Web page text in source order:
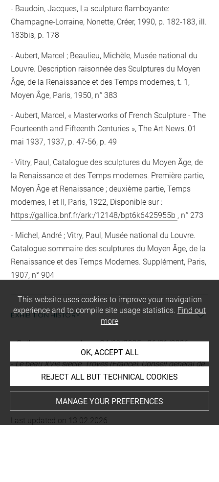
Baudoin, Jacques, La sculpture flamboyante:
Champagne-Lorraine, Nonette, Créer, 1990, p. 182-183, ill.
183bis, p. 178
Aubert, Marcel ; Beaulieu, Michèle, Musée national du
Louvre. Description raisonnée des Sculptures du Moyen
Âge, de la Renaissance et des Temps modernes, t. 1,
Moyen Âge, Paris, 1950, n° 383
Aubert, Marcel, « Masterworks of French Sculpture - The
Fourteenth and Fifteenth Centuries », The Art News, 01
mai 1937, 1937, p. 47-56, p. 49
Vitry, Paul, Catalogue des sculptures du Moyen Âge, de
la Renaissance et des Temps modernes. Première partie,
Moyen Âge et Renaissance ; deuxième partie, Temps
modernes, I et II, Paris, 1922, Disponible sur :
https://gallica.bnf.fr/ark:/12148/bpt6k6425955b , n° 273
Michel, André ; Vitry, Paul, Musée national du Louvre.
Catalogue sommaire des sculptures du Moyen Âge, de la
Renaissance et des Temps Modernes. Supplément, Paris,
1907, n° 904
EXHIBITION HISTORY
-Gothiques, Louvre-Lens, 24/09/2025 - 26/01/2026
-Le beau XVIe siècle, Troyes (France), Conseil général de
l'Aube, 06/04/2009
Last updated on 13.02.2026
This website uses cookies to improve your navigation
experience and to compile site usage statistics. Find out
more
OK, ACCEPT ALL
REJECT ALL BUT TECHNICAL COOKIES
MANAGE YOUR PREFERENCES